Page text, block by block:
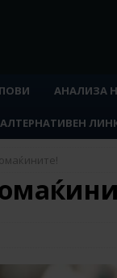
АНАЛИЗА
АЛТЕРНАТИВЕН